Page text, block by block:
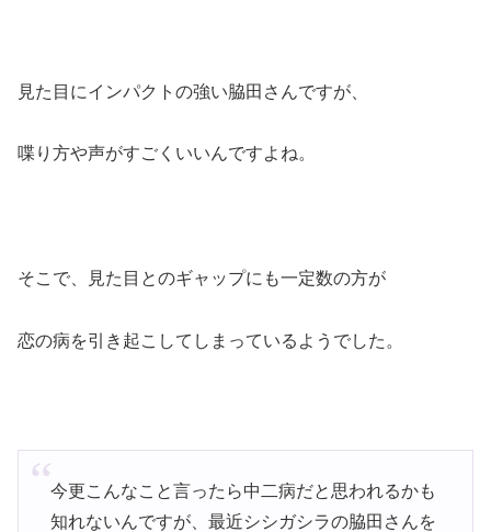
見た目にインパクトの強い脇田さんですが、
喋り方や声がすごくいいんですよね。
そこで、見た目とのギャップにも一定数の方が
恋の病を引き起こしてしまっているようでした。
今更こんなこと言ったら中二病だと思われるかも
知れないんですが、最近シシガシラの脇田さんを